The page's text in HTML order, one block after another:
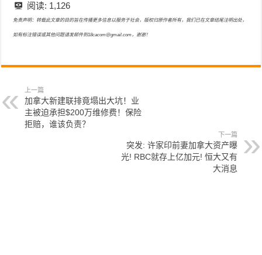
阅读: 1,126
免责声明：转载此文章的目的旨在传播更多信息以服务于社会，版权归原作者所有，我们已在文章结尾注明出处，
如有标注错误或其他问题请发邮件到18cacom@gmail.com，谢谢！
上一篇
加拿大新建联排竟塌出大坑！业
主被迫承担$200万维修费！保险
拒赔，谁该负责？
下一篇
突发: 许家印前妻加拿大资产曝
光! RBC就存上亿加元! 恒大又有
大消息